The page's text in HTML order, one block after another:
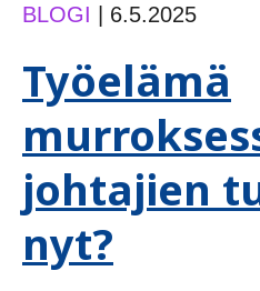
BLOGI 6.5.2025
Työelämä
johtajien
nyt?